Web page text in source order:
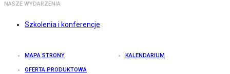
NASZE WYDARZENIA
Szkolenia i konferencje
MAPA STRONY KALENDARIUM
OFERTA PRODUKTOWA